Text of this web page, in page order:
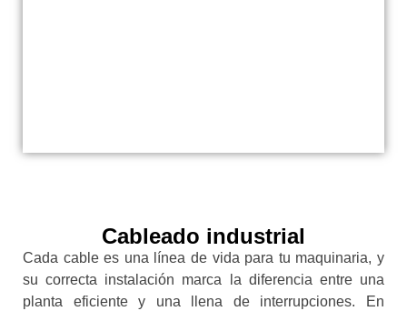
Cableado industrial
Cada cable es una línea de vida para tu maquinaria, y
su correcta instalación marca la diferencia entre una
planta eficiente y una llena de interrupciones. En